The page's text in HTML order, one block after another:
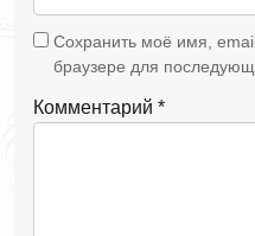
Комментарий *
Сохранить моё имя,
браузере для